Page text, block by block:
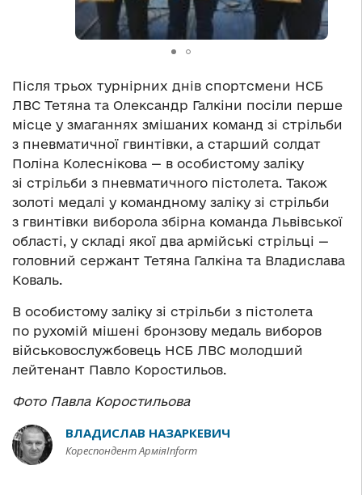
Після трьох турнірних днів спортсмени НСБ
ЛВС Тетяна та Олександр Галкіни посіли перше
місце у змаганнях змішаних команд зі стрільби
з пневматичної гвинтівки, а старший солдат
Поліна Колеснікова — в особистому заліку
зі стрільби з пневматичного пістолета. Також
золоті медалі у командному заліку зі стрільби
з гвинтівки виборола збірна команда Львівської
області, у складі якої два армійські стрільці —
головний сержант Тетяна Галкіна та Владислава
Коваль.
В особистому заліку зі стрільби з пістолета
по рухомій мішені бронзову медаль виборов
військовослужбовець НСБ ЛВС молодший
лейтенант Павло Коростильов.
Фото Павла Коростильова
ВЛАДИСЛАВ НАЗАРКЕВИЧ
Кореспондент АрміяInform